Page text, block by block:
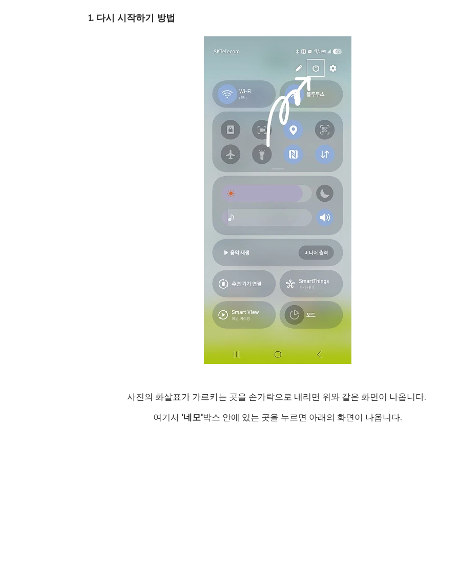
1. 다시 시작하기 방법
사진의 화살표가 가르키는 곳을 손가락으로 내리면 위와 같은 화면이 나옵니다.
여기서 '네모'박스 안에 있는 곳을 누르면 아래의 화면이 나옵니다.